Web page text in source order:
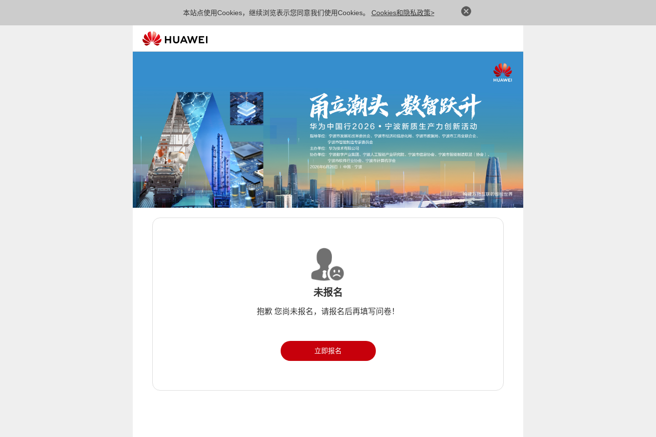
本站点使用Cookies，继续浏览表示您同意我们使用Cookies。 Cookies和隐私政策>
未报名
抱歉 您尚未报名，请报名后再填写问卷！
立即报名